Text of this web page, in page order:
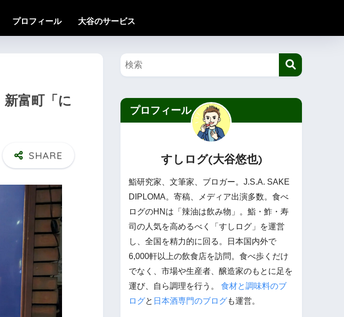
プロフィール 大谷のサービス
新富町「に
プロフィール
すしログ(大谷悠也)
鮨研究家、文筆家、ブロガー。J.S.A. SAKE
DIPLOMA。寄稿、メディア出演多数。食べ
ログのHNは「辣油は飲み物」。鮨・鮓・寿
司の人気を高めるべく「すしログ」を運営
し、全国を精力的に回る。日本国内外で
6,000軒以上の飲食店を訪問。食べ歩くだけ
でなく、市場や生産者、醸造家のもとに足を
運び、自ら調理を行う。 食材と調味料のブ
ログと 日本酒専門のブログも運営。